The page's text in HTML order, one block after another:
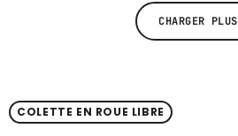
CHARGER PLUS
COLETTE EN ROUE LIBRE